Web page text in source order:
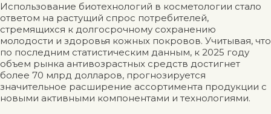
Использование биотехнологий в косметологии стало
ответом на растущий спрос потребителей,
стремящихся к долгосрочному сохранению
молодости и здоровья кожных покровов. Учитывая, что
по последним статистическим данным, к 2025 году
объем рынка антивозрастных средств достигнет
более 70 млрд долларов, прогнозируется
значительное расширение ассортимента продукции с
новыми активными компонентами и технологиями.